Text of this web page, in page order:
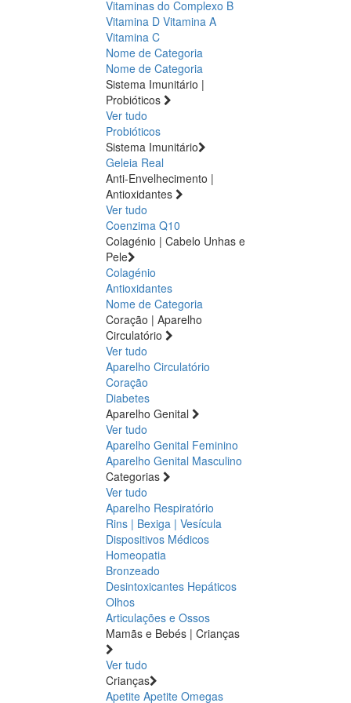
Vitaminas do Complexo B
Vitamina D Vitamina A
Vitamina C
Nome de Categoria
Nome de Categoria
Sistema Imunitário |
Probióticos
Ver tudo
Probióticos
Sistema Imunitário
Geleia Real
Anti-Envelhecimento |
Antioxidantes
Ver tudo
Coenzima Q10
Colagénio | Cabelo Unhas e
Pele
Colagénio
Antioxidantes
Nome de Categoria
Coração | Aparelho
Circulatório
Ver tudo
Aparelho Circulatório
Coração
Diabetes
Aparelho Genital
Ver tudo
Aparelho Genital Feminino
Aparelho Genital Masculino
Categorias
Ver tudo
Aparelho Respiratório
Rins | Bexiga | Vesícula
Dispositivos Médicos
Homeopatia
Bronzeado
Desintoxicantes Hepáticos
Olhos
Articulações e Ossos
Mamãs e Bebés | Crianças
Ver tudo
Crianças
Apetite Apetite Omegas